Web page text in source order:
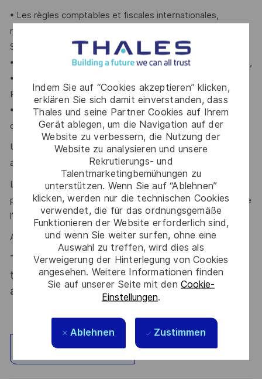
Indem Sie auf “Cookies akzeptieren” klicken,
erklären Sie sich damit einverstanden, dass
Thales und seine Partner Cookies auf Ihrem
Gerät ablegen, um die Navigation auf der
Website zu verbessern, die Nutzung der
Website zu analysieren und unsere
Rekrutierungs- und
Talentmarketingbemühungen zu
unterstützen. Wenn Sie auf “Ablehnen”
klicken, werden nur die technischen Cookies
verwendet, die für das ordnungsgemäße
Funktionieren der Website erforderlich sind,
und wenn Sie weiter surfen, ohne eine
Auswahl zu treffen, wird dies als
Verweigerung der Hinterlegung von Cookies
angesehen. Weitere Informationen finden
Sie auf unserer Seite mit den Cookie-
Einstellungen.
Ablehnen Zustimmen
• Les règles comptables et fiscales internationales,
notamment les normes International Financial Reporting
Standards (IFRS),
• La gestion financière de contrats et le suivi de facturation,
• L’utilisation du progiciel SAP (Systems, Applications and
Products) et idéalement Power BI,
• La gestion des garanties bancaires et des crédits
documentaires.
Un niveau d’anglais courant est obligatoire afin d’échanger
avec des clients et partenaires internationaux.
La rigueur, l'autonomie, l'esprit d’équipe et la capacité à
proposer des améliorations continues sont des qualités que
l’on vous reconnaît ?
Alors ce poste est fait pour vous !
Thales, entreprise Handi-Engagée, reconnait
tous les talents. La diversité est notre meilleur
atout. Postulez et rejoignez nous !
Standort erkunden